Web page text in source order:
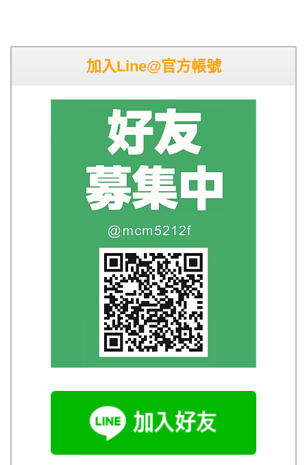
加入Line@官方帳號